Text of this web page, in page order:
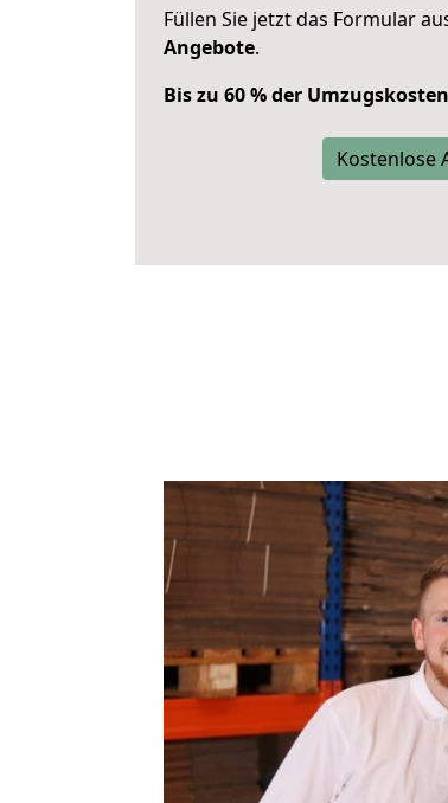
Füllen Sie jetzt das Formular
Angebote.
Bis zu 60 % der
Kostenlose